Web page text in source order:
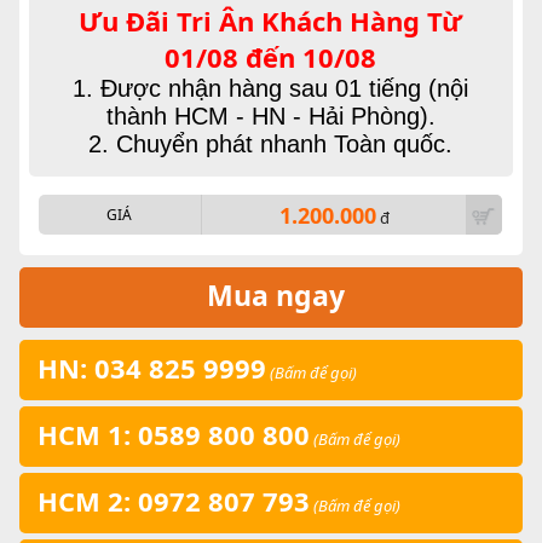
Ưu Đãi Tri Ân Khách Hàng Từ
01/08 đến 10/08
1. Được nhận hàng sau 01 tiếng (nội
thành HCM - HN - Hải Phòng).
2. Chuyển phát nhanh Toàn quốc.
GIÁ 1.200.000đ
Mua ngay
HN: 034 825 9999 (Bấm để gọi)
HCM 1: 0589 800 800 (Bấm để gọi)
HCM 2: 0972 807 793 (Bấm để gọi)